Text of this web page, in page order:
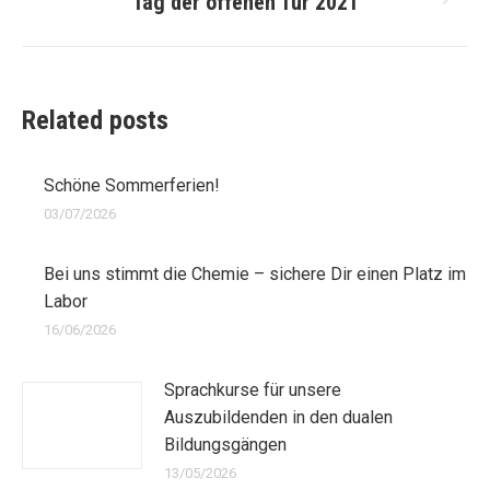
Related posts
Schöne Sommerferien!
03/07/2026
Bei uns stimmt die Chemie – sichere Dir einen Platz im
Labor
16/06/2026
Sprachkurse für unsere
Auszubildenden in den dualen
Bildungsgängen
13/05/2026